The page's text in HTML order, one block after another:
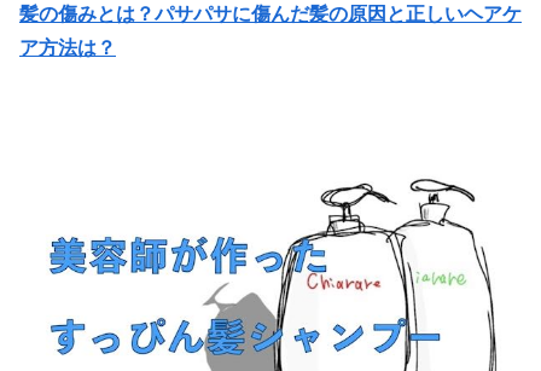
髪の傷みとは？パサパサに傷んだ髪の原因と正しいヘアケ
ア方法は？